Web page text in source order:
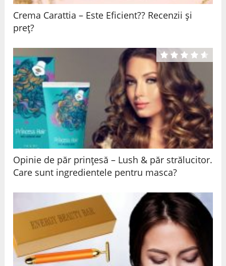
Crema Carattia – Este Eficient?? Recenzii și
preț?
Opinie de păr prințesă – Lush & păr strălucitor.
Care sunt ingredientele pentru masca?